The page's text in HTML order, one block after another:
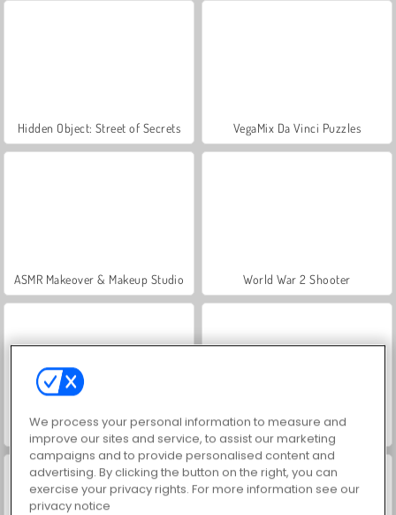
Hidden Object: Street of Secrets VegaMix Da Vinci Puzzles
ASMR Makeover & Makeup Studio World War 2 Shooter
Farm Merge Valley Let's Fish!
We process your personal information to measure and
improve our sites and service, to assist our marketing
campaigns and to provide personalised content and
advertising. By clicking the button on the right, you can
exercise your privacy rights. For more information see our
privacy notice